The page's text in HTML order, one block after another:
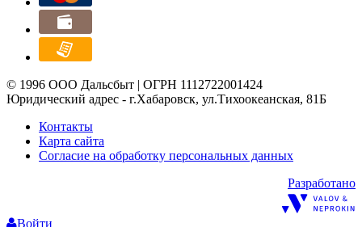
© 1996 ООО Дальсбыт | ОГРН 1112722001424
Юридический адрес - г.Хабаровск, ул.Тихоокеанская, 81Б
Контакты
Карта сайта
Согласие на обработку персональных данных
Разработано
Войти